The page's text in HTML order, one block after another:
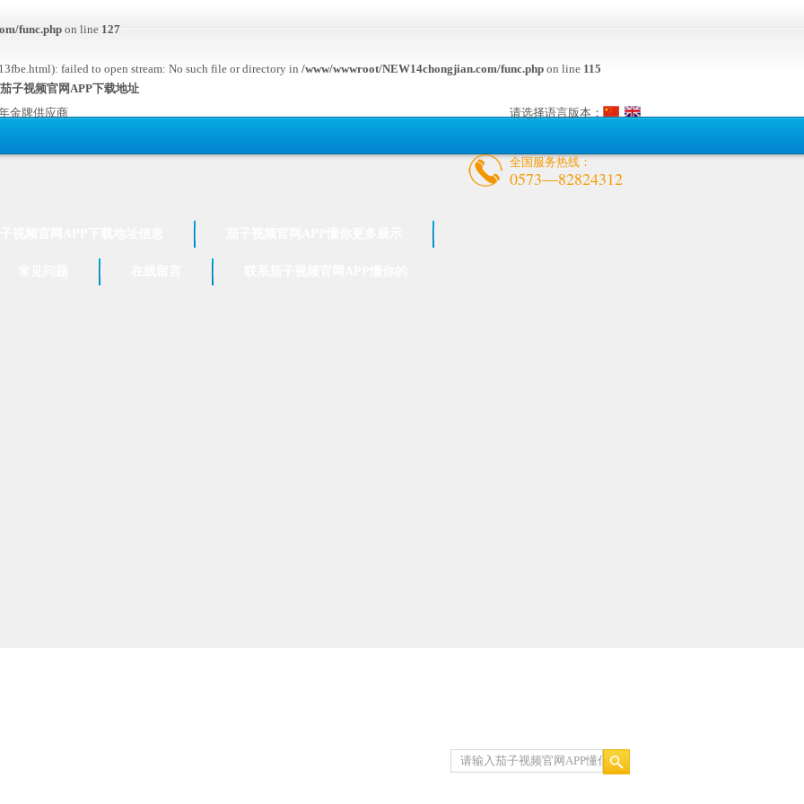
func.phpon line127
failed to open stream: No such file or directory in /www/wwwroot/NEW14chongjian.com/func.php on line 115
子视频官网APP下载地址
金牌供应商
请选择语言版本：
全国服务热线：
0573—82824312